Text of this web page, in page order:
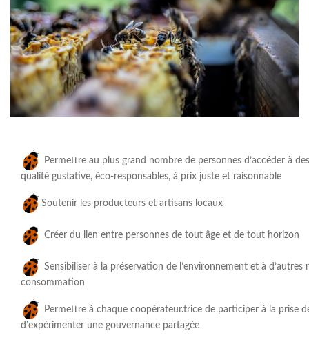
Permettre au plus grand nombre de personnes d’accéder à
qualité gustative, éco-responsables, à prix juste et raisonnable
Soutenir les producteurs et artisans locaux
Créer du lien entre personnes de tout âge et de tout horizon
Sensibiliser à la préservation de l’environnement et à d’autres
consommation
Permettre à chaque coopérateur.trice de participer à la prise
d’expérimenter une gouvernance partagée